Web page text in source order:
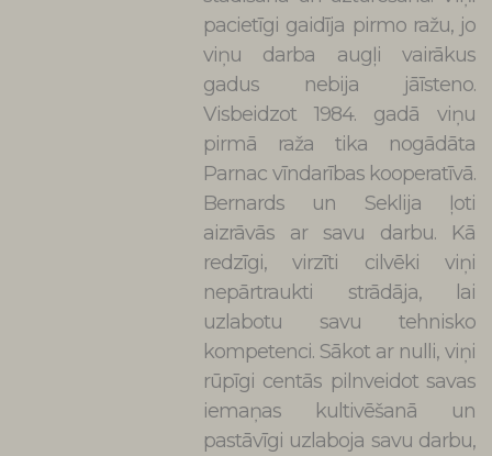
pacietīgi gaidīja pirmo ražu, jo
viņu darba augļi vairākus
gadus nebija jāīsteno.
Visbeidzot 1984. gadā viņu
pirmā raža tika nogādāta
Parnac vīndarības kooperatīvā.
Bernards un Seklija ļoti
aizrāvās ar savu darbu. Kā
redzīgi, virzīti cilvēki viņi
nepārtraukti strādāja, lai
uzlabotu savu tehnisko
kompetenci. Sākot ar nulli, viņi
rūpīgi centās pilnveidot savas
iemaņas kultivēšanā un
pastāvīgi uzlaboja savu darbu,